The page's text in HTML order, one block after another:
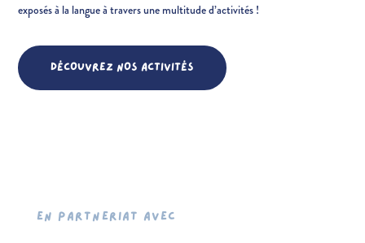
exposés à la langue à travers une multitude d’activités !
DÉCOUVREZ NOS ACTIVITÉS
EN PARTNERIAT AVEC